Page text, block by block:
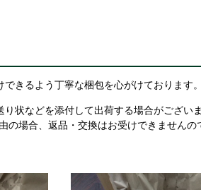
きるよう丁寧な梱包を心がけております。
状などを添付して出荷する場合がござい
場合、返品・交換はお受けできませんの